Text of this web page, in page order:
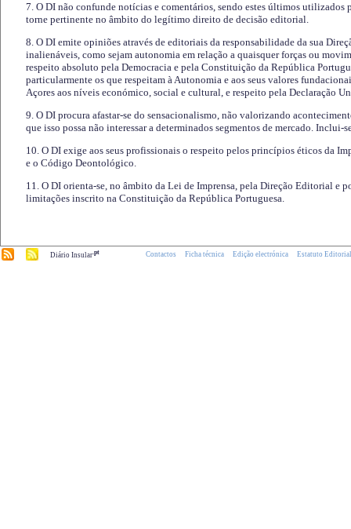
7. O DI não confunde notícias e comentários, sendo estes últimos utilizados
torne pertinente no âmbito do legítimo direito de decisão editorial.
8. O DI emite opiniões através de editoriais da responsabilidade da sua
inalienáveis, como sejam autonomia em relação a quaisquer forças ou
respeito absoluto pela Democracia e pela Constituição da República
particularmente os que respeitam à Autonomia e aos seus valores
Açores aos níveis económico, social e cultural, e respeito pela Declaração
9. O DI procura afastar-se do sensacionalismo, não valorizando
que isso possa não interessar a determinados segmentos de mercado.
10. O DI exige aos seus profissionais o respeito pelos princípios éticos da
e o Código Deontológico.
11. O DI orienta-se, no âmbito da Lei de Imprensa, pela Direção Editorial e
limitações inscrito na Constituição da República Portuguesa.
Diário Insular.pt Contactos Ficha técnica Edição electrónica Estatuto Editorial